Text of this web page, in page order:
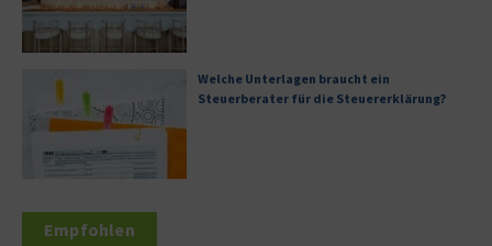
Welche Unterlagen braucht ein
Steuerberater für die Steuererklärung?
Empfohlen